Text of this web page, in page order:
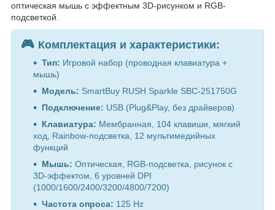
оптическая мышь с эффектным 3D-рисунком и RGB-
подсветкой.
🎮 Комплектация и характеристики:
Тип: Игровой набор (проводная клавиатура +
мышь)
Модель: SmartBuy RUSH Sparkle SBC-251750G
Подключение: USB (Plug&Play, без драйверов)
Клавиатура: Мембранная, 104 клавиши, мягкий
ход, Rainbow-подсветка, 12 мультимедийных
функций
Мышь: Оптическая, RGB-подсветка, рисунок с
3D-эффектом, 6 уровней DPI
(1000/1600/2400/3200/4800/7200)
Частота опроса: 125 Hz